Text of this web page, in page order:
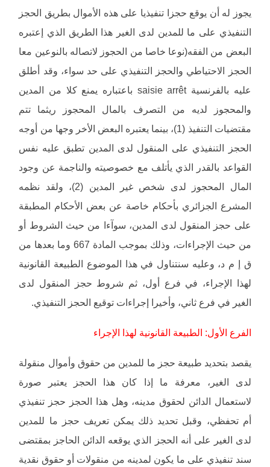
يجوز له أن يوقع حجزا تنفيذيا على هذه الأموال بطريق الحجز
التنفيذي على ما للمدين لدى الغير هذا الطريق الذي إعتبره
البعض من الفقه(نوعا خاصا من الحجوز لاتصاله بالنوعين معا
الحجز الاحتياطي والحجز التنفيذي على حد سواء، وقد أطلق
عليه بالفرنسية saisie arrêt باعتباره يمنع كلا من المدين
والمحجوز لديه من التصرف بالمال المحجوز ريثما تتم
مقتضيات التنفيذ (1)، بينما يعتبره البعض الأخر وجها من أوجه
الحجز التنفيذي على المنقول لدى المدين تطبق عليه نفس
القواعد بالقدر الذي يأتلف مع خصوصيته والناجمة عن وجود
المال المحجوز لدى شخص غير المدين (2)، ولقد نظمه
المشرع الجزائري بأحكام خاصة عن بعض الأحكام المطبقة
على حجز المنقول لدى المدين، سوآءا من حيث الشروط أو
من حيث الإجراءات، وذلك بموجب المادة 667 وما بعدها من
ق إ م د، وعليه سنتناول في هذا الموضوع الطبيعة القانونية
لهذا الإجراء، في فرع أول، ثم شروط حجز المنقول لدى
الغير في فرع ثاني، وأخيرا إجراءات توقيع الحجز التنفيذي.
الفرع الأول: الطبيعة القانونية لهذا الإجراء
يقصد بتحديد طبيعة حجز ما للمدين من حقوق وأموال منقولة
لدى الغير، معرفة ما إذا كان هذا الحجز يعتبر صورة
لاستعمال الدائن لحقوق مدينه، وهل هذا الحجز حجز تنفيذي
أم تحفظي، وقبل تحديد ذلك يمكن تعريف حجز ما للمدين
لدى الغير على أنه الحجز الذي يوقعه الدائن الحاجز بمقتضى
سند تنفيذي على ما يكون لمدينه من منقولات أو حقوق نقدية